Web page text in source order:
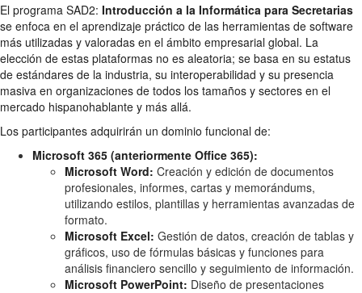
El programa SAD2: Introducción a la Informática para Secretarias
se enfoca en el aprendizaje práctico de las herramientas de software
más utilizadas y valoradas en el ámbito empresarial global. La
elección de estas plataformas no es aleatoria; se basa en su estatus
de estándares de la industria, su interoperabilidad y su presencia
masiva en organizaciones de todos los tamaños y sectores en el
mercado hispanohablante y más allá.
Los participantes adquirirán un dominio funcional de:
Microsoft 365 (anteriormente Office 365):
Microsoft Word: Creación y edición de documentos
profesionales, informes, cartas y memorándums,
utilizando estilos, plantillas y herramientas avanzadas de
formato.
Microsoft Excel: Gestión de datos, creación de tablas y
gráficos, uso de fórmulas básicas y funciones para
análisis financiero sencillo y seguimiento de información.
Microsoft PowerPoint: Diseño de presentaciones